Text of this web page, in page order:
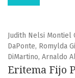
Judith Nelsi Montiel
DaPonte, Romylda
DiMartino, Arnaldo
Eritema Fijo